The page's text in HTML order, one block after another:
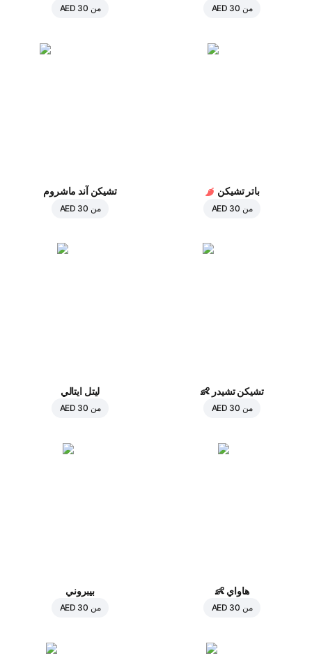
من AED 30 من AED 30
باتر تشيكن
من AED 30
تشيكن آند ماشروم
من AED 30
تشيكن تشيدر 👶
من AED 30
ليتل ايتالي
من AED 30
هاواي 👶
من AED 30
بيبروني
من AED 30